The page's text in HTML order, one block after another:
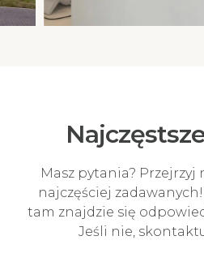
Masz pytania?
najczęściej
tam znajdzie się
Jeśli nie,